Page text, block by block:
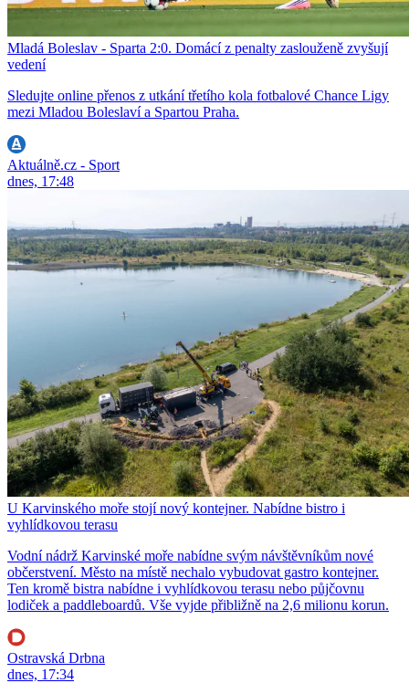
Mladá Boleslav - Sparta 2:0. Domácí z penalty zaslouženě zvyšují
vedení
Sledujte online přenos z utkání třetího kola fotbalové Chance Ligy
mezi Mladou Boleslaví a Spartou Praha.
Aktuálně.cz - Sport
dnes, 17:48
U Karvinského moře stojí nový kontejner. Nabídne bistro i
vyhlídkovou terasu
Vodní nádrž Karvinské moře nabídne svým návštěvníkům nové
občerstvení. Město na místě nechalo vybudovat gastro kontejner.
Ten kromě bistra nabídne i vyhlídkovou terasu nebo půjčovnu
lodiček a paddleboardů. Vše vyjde přibližně na 2,6 milionu korun.
Ostravská Drbna
dnes, 17:34